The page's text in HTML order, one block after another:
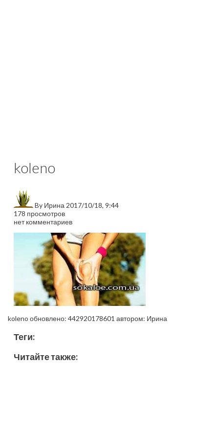
koleno
By Ирина 2017/10/18, 9:44
178 просмотров
нет комментариев
koleno обновлено: 442920178601 автором: Ирина
Теги:
Читайте также: